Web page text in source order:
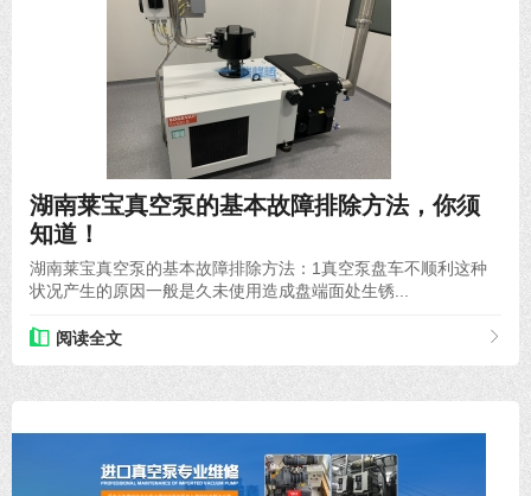
湖南莱宝真空泵的基本故障排除方法，你须
知道！
湖南莱宝真空泵的基本故障排除方法：1真空泵盘车不顺利这种
状况产生的原因一般是久未使用造成盘端面处生锈...
阅读全文